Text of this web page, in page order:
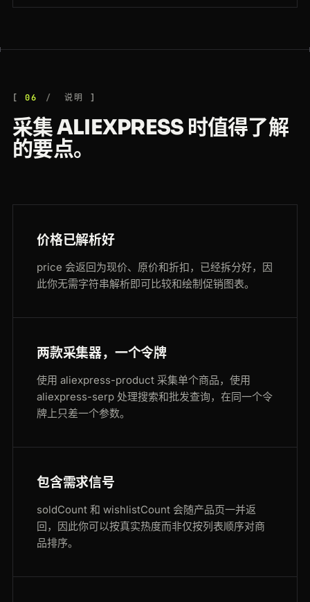
06 说明
采集 ALIEXPRESS 时值得了解
的要点。
价格已解析好
price 会返回为现价、原价和折扣，已经拆分好，因
此你无需字符串解析即可比较和绘制促销图表。
两款采集器，一个令牌
使用 aliexpress-product 采集单个商品，使用
aliexpress-serp 处理搜索和批发查询，在同一个令
牌上只差一个参数。
包含需求信号
soldCount 和 wishlistCount 会随产品页一并返
回，因此你可以按真实热度而非仅按列表顺序对商
品排序。